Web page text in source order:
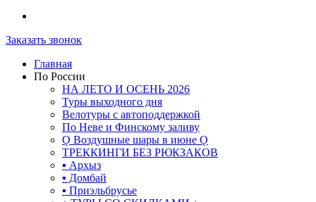
Заказать звонок
Главная
По России
НА ЛЕТО И ОСЕНЬ 2026
Туры выходного дня
Велотуры с автоподдержкой
По Неве и Финскому заливу
Ǫ Воздушные шары в июне Ǫ
ТРЕККИНГИ БЕЗ РЮКЗАКОВ
▪ Архыз
▪ Домбай
▪ Приэльбрусье